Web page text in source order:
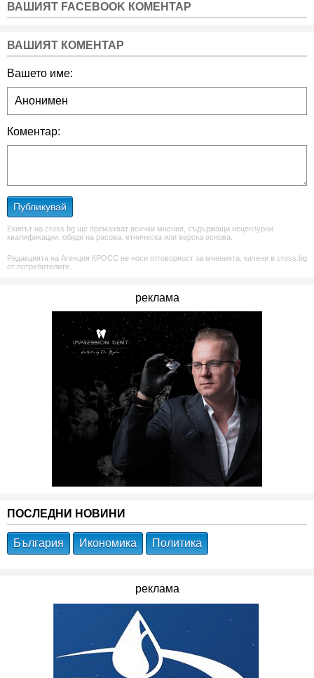
ВАШИЯТ FACEBOOK КОМЕНТАР
ВАШИЯТ КОМЕНТАР
Вашето име:
Коментар:
Публикувай
Екипът на cross.bg ще премахват всички мнения, съдържащи нецензурни
квалификации, обиди на расова, етническа или верска основа.
Редакцията на Агенция КРОСС не носи отговорност за мненията, качени в cross.bg
от потребителите.
реклама
ПОСЛЕДНИ НОВИНИ
България Икономика Политика
реклама